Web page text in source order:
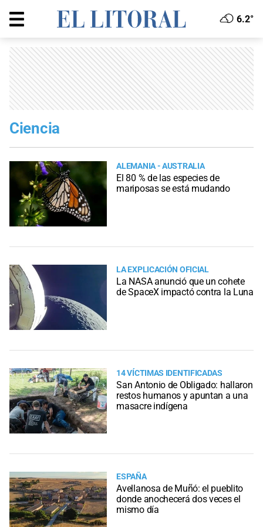
6.2°
Ciencia
ALEMANIA - AUSTRALIA
El 80 % de las especies de
mariposas se está mudando
LA EXPLICACIÓN OFICIAL
La NASA anunció que un cohete
de SpaceX impactó contra la Luna
14 VÍCTIMAS IDENTIFICADAS
San Antonio de Obligado: hallaron
restos humanos y apuntan a una
masacre indígena
ESPAÑA
Avellanosa de Muñó: el pueblito
donde anochecerá dos veces el
mismo día